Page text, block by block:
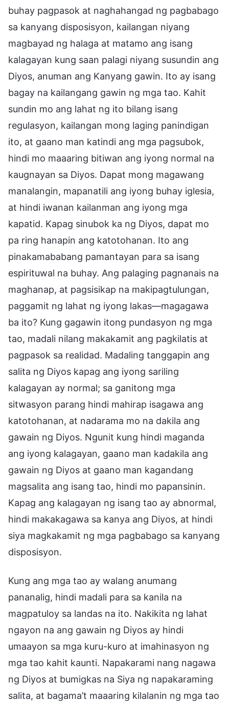
buhay pagpasok at naghahangad ng pagbabago
sa kanyang disposisyon, kailangan niyang
magbayad ng halaga at matamo ang isang
kalagayan kung saan palagi niyang susundin ang
Diyos, anuman ang Kanyang gawin. Ito ay isang
bagay na kailangang gawin ng mga tao. Kahit
sundin mo ang lahat ng ito bilang isang
regulasyon, kailangan mong laging panindigan
ito, at gaano man katindi ang mga pagsubok,
hindi mo maaaring bitiwan ang iyong normal na
kaugnayan sa Diyos. Dapat mong magawang
manalangin, mapanatili ang iyong buhay iglesia,
at hindi iwanan kailanman ang iyong mga
kapatid. Kapag sinubok ka ng Diyos, dapat mo
pa ring hanapin ang katotohanan. Ito ang
pinakamababang pamantayan para sa isang
espirituwal na buhay. Ang palaging pagnanais na
maghanap, at pagsisikap na makipagtulungan,
paggamit ng lahat ng iyong lakas—magagawa
ba ito? Kung gagawin itong pundasyon ng mga
tao, madali nilang makakamit ang pagkilatis at
pagpasok sa realidad. Madaling tanggapin ang
salita ng Diyos kapag ang iyong sariling
kalagayan ay normal; sa ganitong mga
sitwasyon parang hindi mahirap isagawa ang
katotohanan, at nadarama mo na dakila ang
gawain ng Diyos. Ngunit kung hindi maganda
ang iyong kalagayan, gaano man kadakila ang
gawain ng Diyos at gaano man kagandang
magsalita ang isang tao, hindi mo papansinin.
Kapag ang kalagayan ng isang tao ay abnormal,
hindi makakagawa sa kanya ang Diyos, at hindi
siya magkakamit ng mga pagbabago sa kanyang
disposisyon.
Kung ang mga tao ay walang anumang
pananalig, hindi madali para sa kanila na
magpatuloy sa landas na ito. Nakikita ng lahat
ngayon na ang gawain ng Diyos ay hindi
umaayon sa mga kuru-kuro at imahinasyon ng
mga tao kahit kaunti. Napakarami nang nagawa
ng Diyos at bumigkas na Siya ng napakaraming
salita, at bagama’t maaaring kilalanin ng mga tao